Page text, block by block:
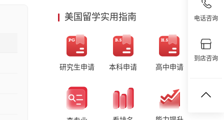
电话咨询
到店咨询
美国留学实用指南
研究生申请 本科申请 高中申请